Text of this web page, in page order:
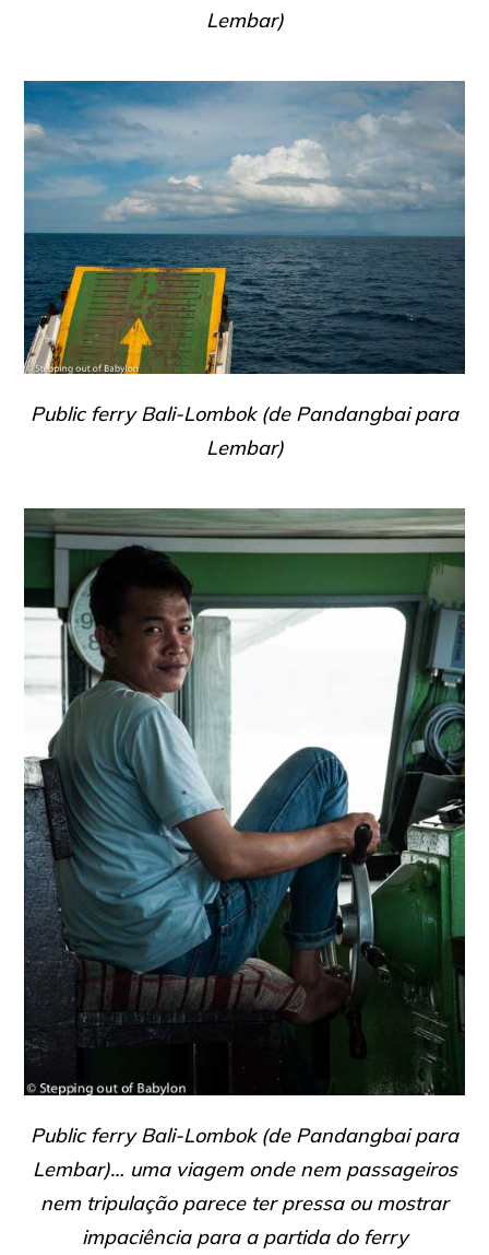
Lembar)
Public ferry Bali-Lombok (de Pandangbai para
Lembar)
Public ferry Bali-Lombok (de Pandangbai para
Lembar)… uma viagem onde nem passageiros
nem tripulação parece ter pressa ou mostrar
impaciência para a partida do ferry